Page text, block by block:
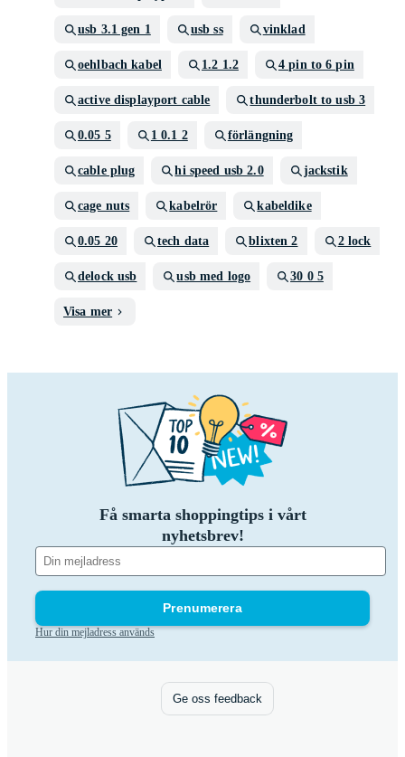
usb 3.1 gen 1 usb ss vinklad
oehlbach kabel 1.2 1.2 4 pin to 6 pin
active displayport cable thunderbolt to usb 3
0.05 5 1 0.1 2 förlängning
cable plug hi speed usb 2.0 jackstik
cage nuts kabelrör kabeldike
0.05 20 tech data blixten 2 2 lock
delock usb usb med logo 30 0 5
Visa mer
Få smarta shoppingtips i vårt
nyhetsbrev!
Prenumerera
Hur din mejladress används
Ge oss feedback